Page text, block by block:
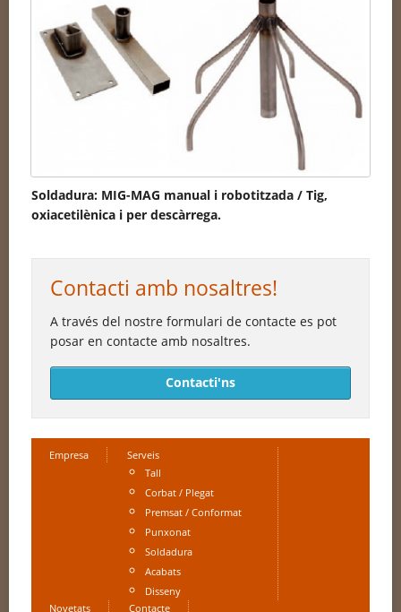
Soldadura: MIG-MAG manual i robotitzada / Tig,
oxiacetilènica i per descàrrega.
Contacti amb nosaltres!
A través del nostre formulari de contacte es pot
posar en contacte amb nosaltres.
Contacti'ns
Empresa
Serveis
Tall
Corbat / Plegat
Premsat / Conformat
Punxonat
Soldadura
Acabats
Disseny
Novetats
Contacte